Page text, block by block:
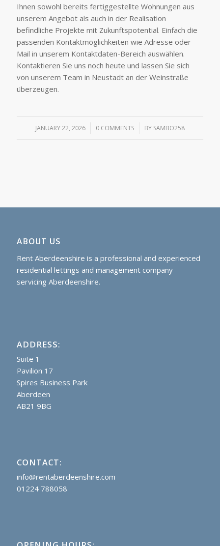
Ihnen sowohl bereits fertiggestellte Wohnungen aus
unserem Angebot als auch in der Realisation
befindliche Projekte mit Zukunftspotential. Einfach die
passenden Kontaktmöglichkeiten wie Adresse oder
Mail in unserem Kontaktdaten-Bereich auswählen.
Kontaktieren Sie uns noch heute und lassen Sie sich
von unserem Team in Neustadt an der Weinstraße
überzeugen.
JANUARY 22, 2026
/ 0 COMMENTS
/ BY SAMBO258
ABOUT US
Rent Aberdeenshire is a professional and experienced
residential lettings and management company
servicing Aberdeenshire.
ADDRESS:
Suite 1
Pavilion 17
Spires Business Park
Aberdeen
AB21 9BG
CONTACT:
info@rentaberdeenshire.com
01224 788058